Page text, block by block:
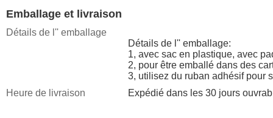
Emballage et livraison
Détails de l'' emballage
Détails de l'' emballage:
1, avec sac en plastique, avec
2, pour être emballé dans des
3, utilisez du ruban adhésif pour
Heure de livraison
Expédié dans les 30 jours